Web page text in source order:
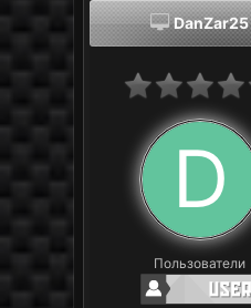
DanZar25
Пользователи